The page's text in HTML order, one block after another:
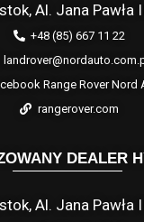
Al. Jana Pawła
+48 (85) 667 11 22
Range Rover Nord
rangerover.com
DEALER
Al. Jana Pawła